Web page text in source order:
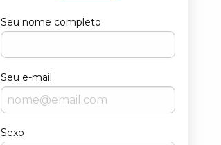
Seu nome completo
Seu e-mail
Sexo